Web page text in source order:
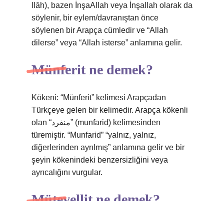
llāh), bazen İnşaAllah veya İnşallah olarak da
söylenir, bir eylem/davranıştan önce
söylenen bir Arapça cümledir ve “Allah
dilerse” veya “Allah isterse” anlamına gelir.
Münferit ne demek?
Kökeni: “Münferit” kelimesi Arapçadan
Türkçeye gelen bir kelimedir. Arapça kökenli
olan “منفرد” (munfarid) kelimesinden
türemiştir. “Munfarid” “yalnız, yalnız,
diğerlerinden ayrılmış” anlamına gelir ve bir
şeyin kökenindeki benzersizliğini veya
ayrıcalığını vurgular.